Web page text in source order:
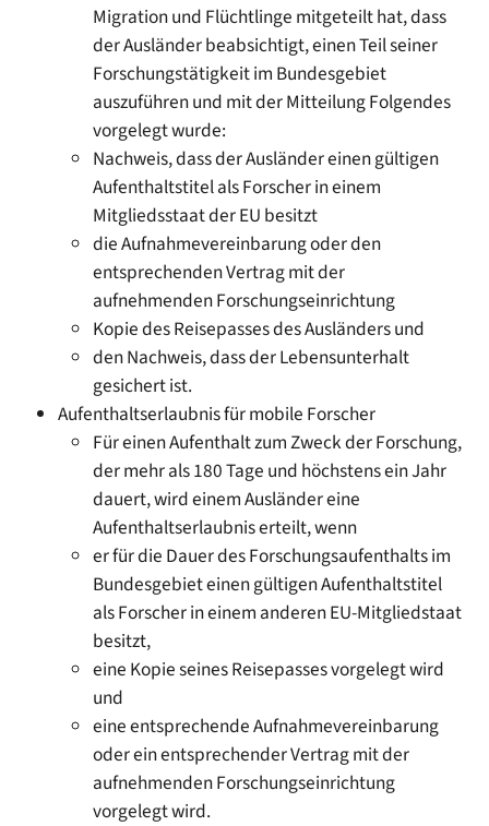
Migration und Flüchtlinge mitgeteilt hat, dass
der Ausländer beabsichtigt, einen Teil seiner
Forschungstätigkeit im Bundesgebiet
auszuführen und mit der Mitteilung Folgendes
vorgelegt wurde:
Nachweis, dass der Ausländer einen gültigen
Aufenthaltstitel als Forscher in einem
Mitgliedsstaat der EU besitzt
die Aufnahmevereinbarung oder den
entsprechenden Vertrag mit der
aufnehmenden Forschungseinrichtung
Kopie des Reisepasses des Ausländers und
den Nachweis, dass der Lebensunterhalt
gesichert ist.
Aufenthaltserlaubnis für mobile Forscher
Für einen Aufenthalt zum Zweck der Forschung,
der mehr als 180 Tage und höchstens ein Jahr
dauert, wird einem Ausländer eine
Aufenthaltserlaubnis erteilt, wenn
er für die Dauer des Forschungsaufenthalts im
Bundesgebiet einen gültigen Aufenthaltstitel
als Forscher in einem anderen EU-Mitgliedstaat
besitzt,
eine Kopie seines Reisepasses vorgelegt wird
und
eine entsprechende Aufnahmevereinbarung
oder ein entsprechender Vertrag mit der
aufnehmenden Forschungseinrichtung
vorgelegt wird.